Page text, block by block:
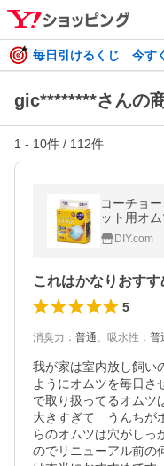
毎日引けるくじ 今す
gic********さんの
1 - 10件 / 112件
コーチョ
ット用オ
DIY.com
これはかなりおすす
5
消臭力 ： 普通、 吸水性 ： 普
我が家は室内放し飼い
ようにオムツを毎日さ
で取り扱ってるオムツ
大きすぎて　うんちが
らのオムツは穴がしっ
のでリニューアル前の